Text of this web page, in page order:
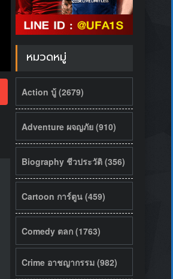
หมวดหมู่
Action บู้ (2679)
Adventure ผจญภัย (910)
Biography ชีวประวัติ (356)
Cartoon การ์ตูน (459)
Comedy ตลก (1763)
Crime อาชญากรรม (982)